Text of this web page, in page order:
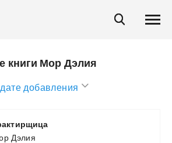
книги Мор Дэлия
добавления
Дэлия